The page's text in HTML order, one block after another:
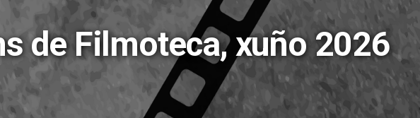
de Filmoteca, xuño 2026